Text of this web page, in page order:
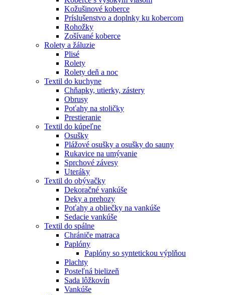
Kožušinové koberce
Príslušenstvo a doplnky ku kobercom
Rohožky
Zošívané koberce
Rolety a žáluzie
Plisé
Rolety
Rolety deň a noc
Textil do kuchyne
Chňapky, utierky, zástery
Obrusy
Poťahy na stoličky
Prestieranie
Textil do kúpeľne
Osušky
Plážové osušky a osušky do sauny
Rukavice na umývanie
Sprchové závesy
Uteráky
Textil do obývačky
Dekoračné vankúše
Deky a prehozy
Poťahy a obliečky na vankúše
Sedacie vankúše
Textil do spálne
Chrániče matraca
Paplóny
Paplóny so syntetickou výplňou
Plachty
Posteľná bielizeň
Sada lôžkovín
Vankúše